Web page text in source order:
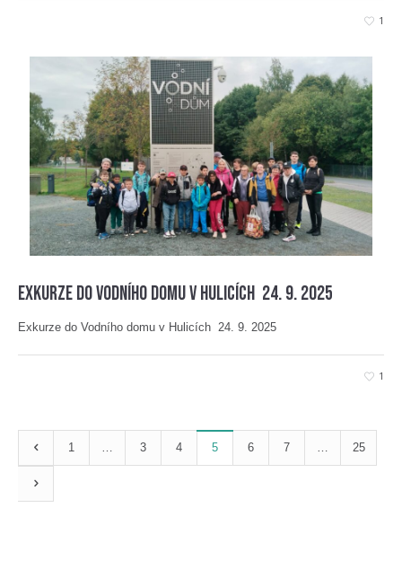
1
Exkurze do Vodního domu v Hulicích 24. 9. 2025
Exkurze do Vodního domu v Hulicích 24. 9. 2025
1
1 … 3 4 5 6 7 … 25